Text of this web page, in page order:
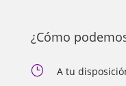
¿Cómo
} A tu